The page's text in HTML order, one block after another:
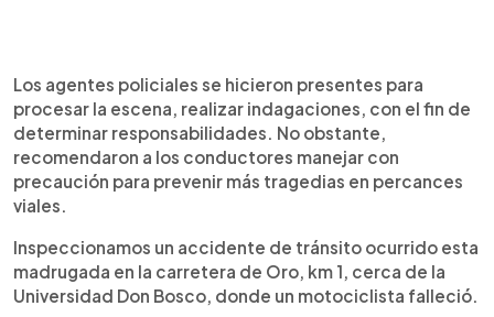
Los agentes policiales se hicieron presentes para
procesar la escena, realizar indagaciones, con el fin de
determinar responsabilidades. No obstante,
recomendaron a los conductores manejar con
precaución para prevenir más tragedias en percances
viales.
Inspeccionamos un accidente de tránsito ocurrido esta
madrugada en la carretera de Oro, km 1, cerca de la
Universidad Don Bosco, donde un motociclista falleció.